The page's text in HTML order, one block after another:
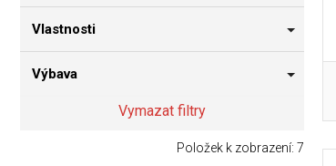
Vlastnosti
Výbava
Vymazat filtry
Položek k zobrazení: 7